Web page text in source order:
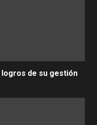
de su gestión